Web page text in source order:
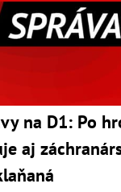
na D1: Po
aj